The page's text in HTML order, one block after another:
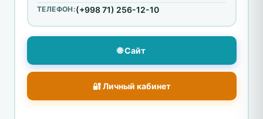
ТЕЛЕФОН:(+998 71) 256-12-10
🌐 Сайт
🔐 Личный кабинет